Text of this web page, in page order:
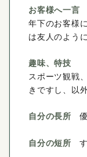
お客様へ一言
年下のお客様
は友人のよう
趣味、特技
スポーツ観戦
きですし、以
自分の長所
自分の短所